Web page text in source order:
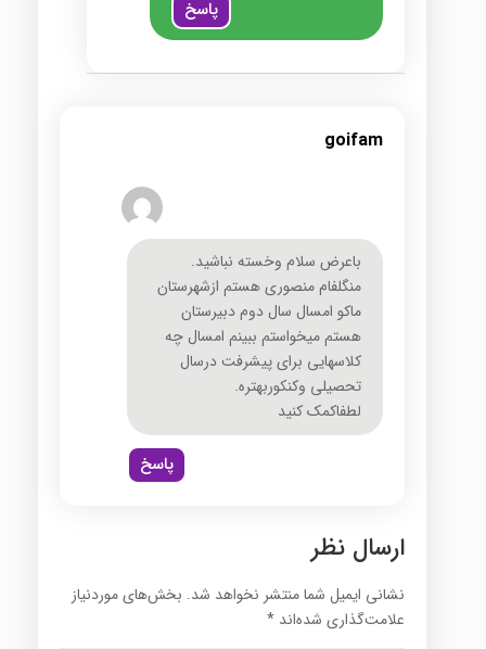
پاسخ
goifam
باعرض سلام وخسته نباشید.
منگلفام منصوری هستم ازشهرستان
ماکو امسال سال دوم دبیرستان
هستم میخواستم ببینم امسال چه
کلاسهایی برای پیشرفت درسال
تحصیلی وکنکوربهتره.
لطفاکمک کنید
پاسخ
ارسال نظر
نشانی ایمیل شما منتشر نخواهد شد. بخش‌های موردنیاز
علامت‌گذاری شده‌اند *